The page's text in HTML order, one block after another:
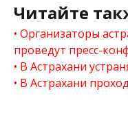
Читайте
Организаторы
проведут пресс-
В Астрахани
В Астрахани